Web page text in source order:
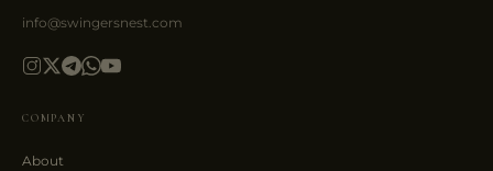
info@swingersnest.com
COMPANY
About